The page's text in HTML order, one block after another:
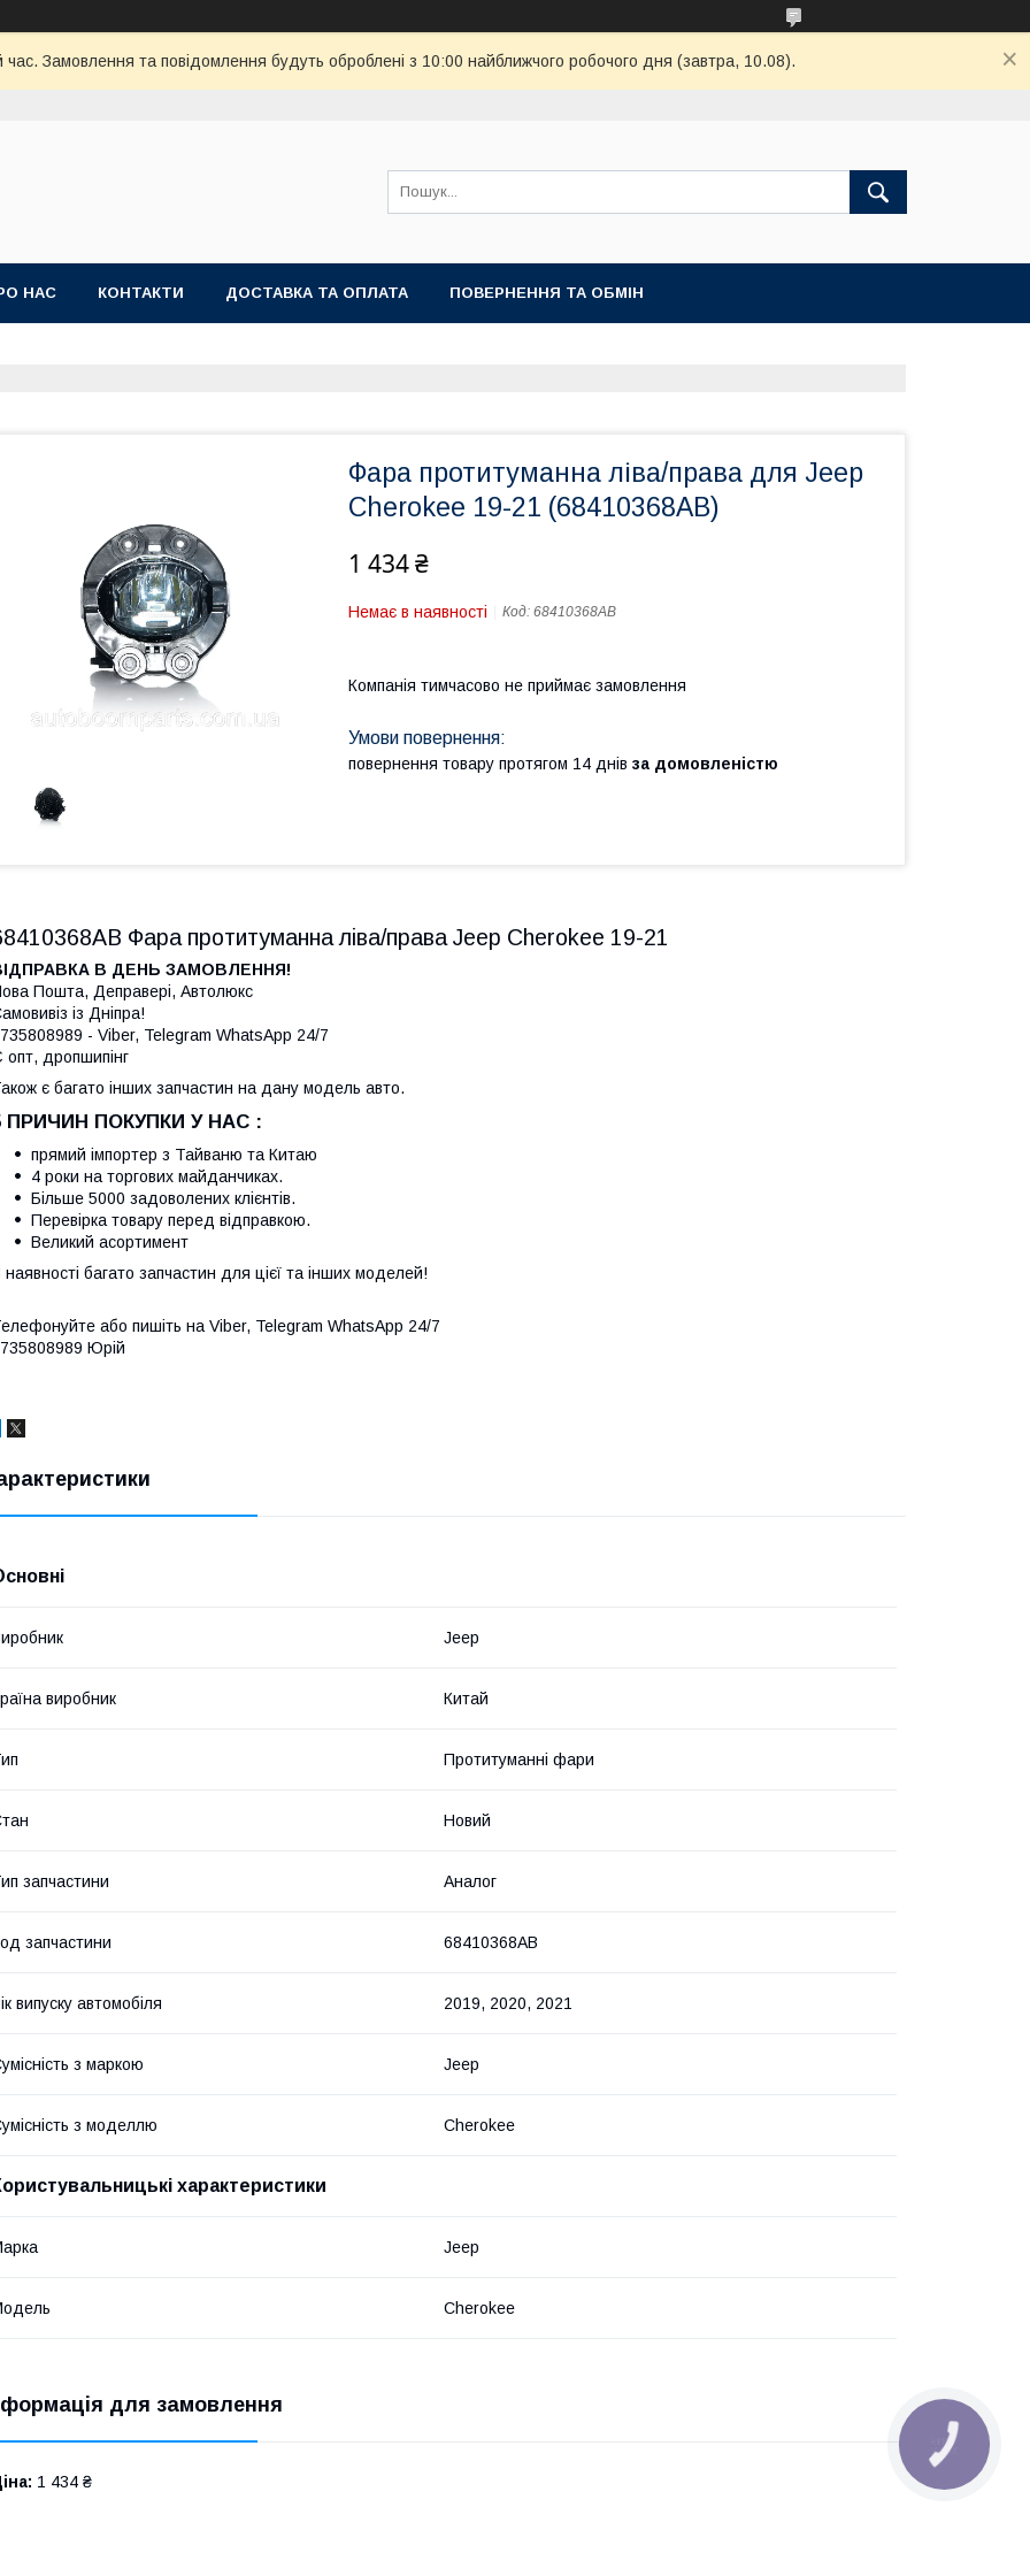
час. Замовлення та повідомлення будуть оброблені з 10:00 найближчого робочого дня (завтра, 10.08).
НАС КОНТАКТИ ДОСТАВКА ТА ОПЛАТА ПОВЕРНЕННЯ ТА ОБМІН
Фара протитуманна ліва/права для Jeep
Cherokee 19-21 (68410368AB)
1 434 ₴
Немає в наявності Код: 68410368AB
Компанія тимчасово не приймає замовлення
повернення товару протягом 14 днів за домовленістю
Фара протитуманна ліва/права Jeep Cherokee 19-21
В ДЕНЬ ЗАМОВЛЕННЯ!
Пошта, Деправері, Автолюкс
із Дніпра!
- Viber, Telegram WhatsApp 24/7
опт, дропшипінг
є багато інших запчастин на дану модель авто.
ПРИЧИН ПОКУПКИ У НАС :
прямий імпортер з Тайваню та Китаю
4 роки на торгових майданчиках.
Більше 5000 задоволених клієнтів.
Перевірка товару перед відправкою.
Великий асортимент
наявності багато запчастин для цієї та інших моделей!
або пишіть на Viber, Telegram WhatsApp 24/7
Юрій
Jeep
виробник Китай
Протитуманні фари
Новий
запчастини Аналог
запчастини 68410368AB
випуску автомобіля 2019, 2020, 2021
з маркою Jeep
з моделлю Cherokee
характеристики
Jeep
Cherokee
для замовлення
1 434 ₴
КНОПКА
ЗВ'ЯЗКУ